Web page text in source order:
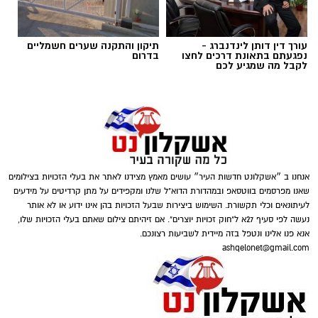
במטבעות שונים.
בנוסף, נתפסו סכומי כסף במזומן, המחאות וציוד
נוסף הקשור, על פי החשד, להפעלת המקום.
במסגרת הפעילות עוכבו לחקירה מפעילת המקום,
דוברות המשטרה
במסגרת פעילות יזומה של בלשי יחידת יל"פ
אשקלון נגד מחוללי פשיעה בעיר, זוהה רכב ובו
מספר חשודים. הבלשים ביצעו מעקב אחר הרכב,
ולאחר זמן קצר עצרו אותו לבדיקת יושביו.
עורך דין דותן לינדנברג -
נפגעתם בתאונת דרכים לחצו
לקבל מה שמגיע לכם
תיקון והתקנה שערים חשמליים
בדרום
אנחנו ב ״אשקלונט חדשות העיר״ עושים מאמץ מצידנו לאתר את בעלי הזכויות בצילומים
שאנו מפרסמים בווטסאפ ובמהדורת הדוא"ל שלנו ומקפידים על מתן קרדיטים על מידעים
לעיתונאים וכלי תקשורת. השימוש ביצירות שבעל הזכויות בהן אינו ידוע או לא אותר
נעשה לפי סעיף 27א ל"חוק זכויות יוצרים". אם זיהיתם צילום שאתם בעלי הזכויות שלו,
אנא פנו אלינו ונטפל בזה מיידית לשביעות רצונכם.
ashqelonet@gmail.com